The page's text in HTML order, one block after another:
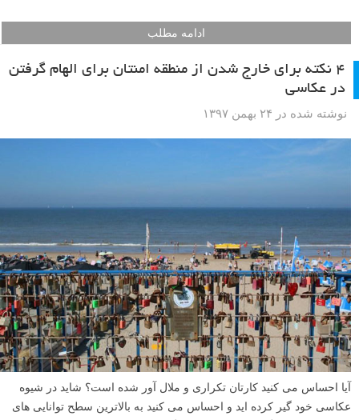
ادامه مطلب
۴ نکته برای خارج شدن از منطقه امنتان برای الهام گرفتن
در عکاسی
نوشته شده در ۲۴ بهمن ۱۳۹۷
آیا احساس می کنید کارتان تکراری و ملال آور شده است؟ شاید در شیوه
عکاسی خود گیر کرده اید و احساس می کنید به بالاترین سطح توانایی های